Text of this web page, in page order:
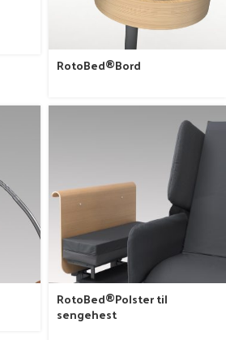
RotoBed®Bord
RotoBed®Polster til
sengehest